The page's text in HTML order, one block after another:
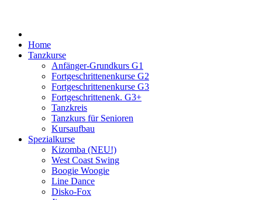
Home
Tanzkurse
Anfänger-Grundkurs G1
Fortgeschrittenenkurse G2
Fortgeschrittenenkurse G3
Fortgeschrittenenk. G3+
Tanzkreis
Tanzkurs für Senioren
Kursaufbau
Spezialkurse
Kizomba (NEU!)
West Coast Swing
Boogie Woogie
Line Dance
Disko-Fox